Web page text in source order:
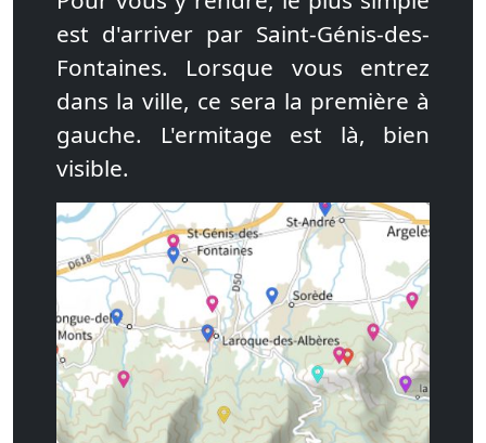
est d'arriver par Saint-Génis-des-
Fontaines. Lorsque vous entrez
dans la ville, ce sera la première à
gauche. L'ermitage est là, bien
visible.